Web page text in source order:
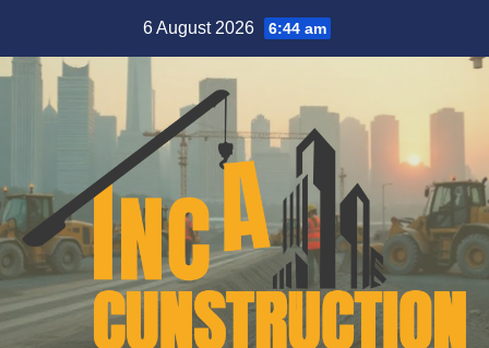
content
6 August 2026 6:44 am